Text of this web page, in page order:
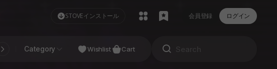
STOVEインストール 会員登録 ログイン
Studio Category Wishlist Cart